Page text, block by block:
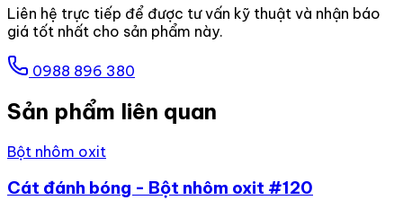
Liên hệ trực tiếp để được tư vấn kỹ thuật và nhận báo
giá tốt nhất cho sản phẩm này.
0988 896 380
Sản phẩm liên quan
Bột nhôm oxit
Cát đánh bóng - Bột nhôm oxit #120